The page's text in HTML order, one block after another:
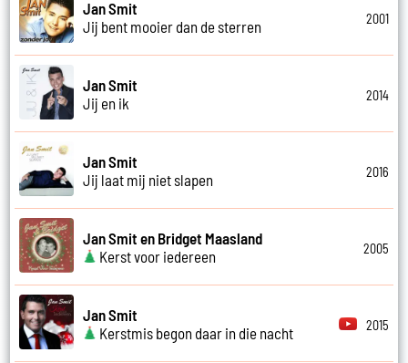
Jan Smit
Jij bent mooier dan de sterren
2001
Jan Smit
Jij en ik
2014
Jan Smit
Jij laat mij niet slapen
2016
Jan Smit en Bridget Maasland
Kerst voor iedereen
2005
Jan Smit
Kerstmis begon daar in die nacht
2015